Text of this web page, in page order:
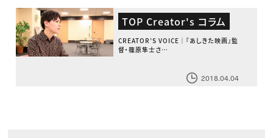
TOP Creator's コラム
CREATOR’S VOICE｜『あしきた映画』監
督・篠原隼士さ…
2018.04.04